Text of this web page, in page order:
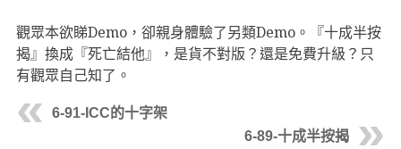
觀眾本欲睇Demo，卻親身體驗了另類Demo。『十成半按
揭』換成『死亡結他』，是貨不對版？還是免費升級？只
有觀眾自己知了。
6-91-ICC的十字架
6-89-十成半按揭